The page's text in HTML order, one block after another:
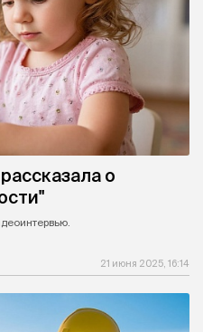
о
21 июня 2025, 16:14